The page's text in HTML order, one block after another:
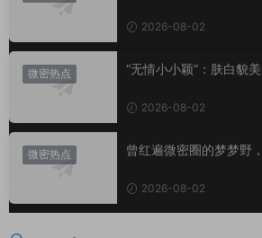
2026-08-02
微密热点
“无情小小颖”：肤白貌
2026-08-02
微密热点
曾红遍微密圈的梦梦野
2026-08-02